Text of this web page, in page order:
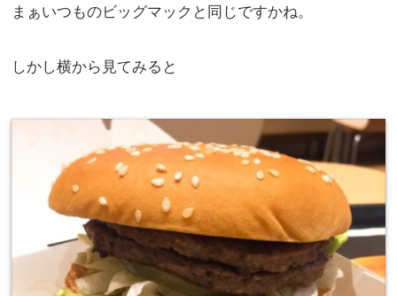
まぁいつものビッグマックと同じですかね。
しかし横から見てみると